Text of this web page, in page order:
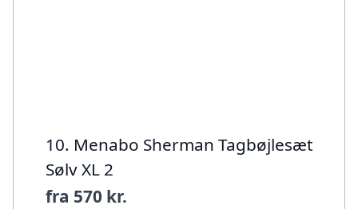
10. Menabo Sherman Tagbøjlesæt
Sølv XL 2
fra 570 kr.